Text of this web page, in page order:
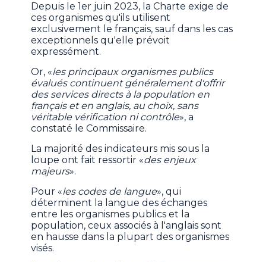
Depuis le 1er juin 2023, la Charte exige de
ces organismes qu'ils utilisent
exclusivement le français, sauf dans les cas
exceptionnels qu'elle prévoit
expressément.
Or, «les principaux organismes publics
évalués continuent généralement d'offrir
des services directs à la population en
français et en anglais, au choix, sans
véritable vérification ni contrôle», a
constaté le Commissaire.
La majorité des indicateurs mis sous la
loupe ont fait ressortir «des enjeux
majeurs».
Pour «les codes de langue», qui
déterminent la langue des échanges
entre les organismes publics et la
population, ceux associés à l'anglais sont
en hausse dans la plupart des organismes
visés.